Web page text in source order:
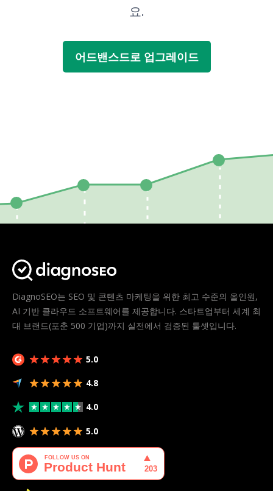
요.
어드밴스드로 업그레이드
DiagnoSEO는 SEO 및 콘텐츠 마케팅을 위한 최고 수준의 올인원,
AI 기반 클라우드 소프트웨어를 제공합니다. 스타트업부터 세계 최
대 브랜드(포춘 500 기업)까지 실전에서 검증된 툴셋입니다.
5.0
4.8
4.0
5.0